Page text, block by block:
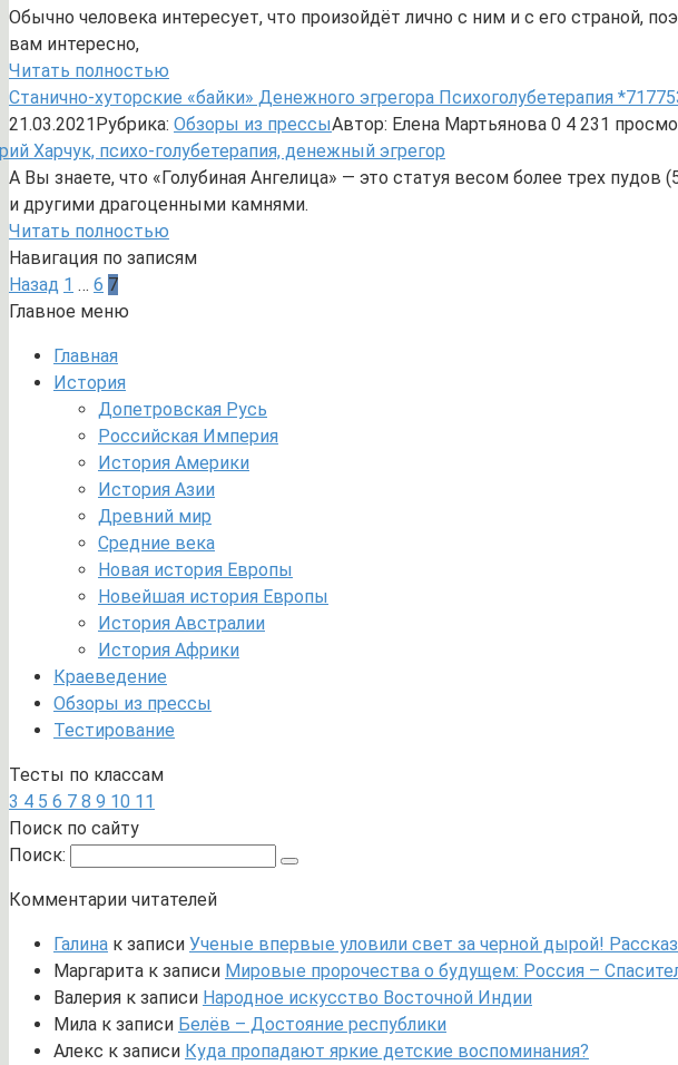
Обычно человека интересует, что произойдёт лично с ним и с его страной,
вам интересно,
Читать полностью
Станично-хуторские «байки» Денежного эгрегора Психоголубетерапия
21.03.2021Рубрика: Обзоры из прессыАвтор: Елена Мартьянова 0 4 231
А Вы знаете, что «Голубиная Ангелица» — это статуя весом более трех
и другими драгоценными камнями.
Читать полностью
Навигация по записям
Назад 1 … 6 7
Главное меню
Главная
История
Допетровская Русь
Российская Империя
История Америки
История Азии
Древний мир
Средние века
Новая история Европы
Новейшая история Европы
История Австралии
История Африки
Краеведение
Обзоры из прессы
Тестирование
Тесты по классам
3 4 5 6 7 8 9 10 11
Поиск по сайту
Поиск:
Комментарии читателей
Галина к записи Ученые впервые уловили свет за черной дырой!
Маргарита к записи Мировые пророчества о будущем: Россия –
Валерия к записи Народное искусство Восточной Индии
Мила к записи Белёв – Достояние республики
Алекс к записи Куда пропадают яркие детские воспоминания?